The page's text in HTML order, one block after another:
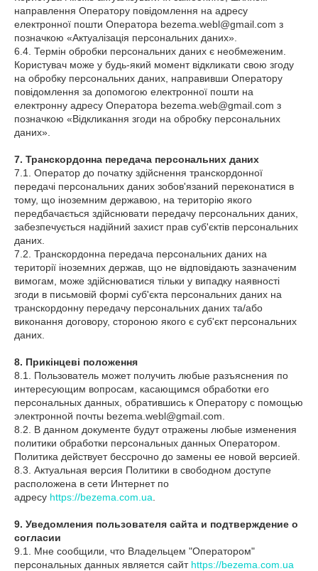
направлення Оператору повідомлення на адресу
електронної пошти Оператора bezema.webl@gmail.com з
позначкою «Актуалізація персональних даних».
6.4. Термін обробки персональних даних є необмеженим.
Користувач може у будь-який момент відкликати свою згоду
на обробку персональних даних, направивши Оператору
повідомлення за допомогою електронної пошти на
електронну адресу Оператора bezema.web@gmail.com з
позначкою «Відкликання згоди на обробку персональних
даних».
7. Транскордонна передача персональних даних
7.1. Оператор до початку здійснення транскордонної
передачі персональних даних зобов'язаний переконатися в
тому, що іноземним державою, на територію якого
передбачається здійснювати передачу персональних даних,
забезпечується надійний захист прав суб'єктів персональних
даних.
7.2. Транскордонна передача персональних даних на
території іноземних держав, що не відповідають зазначеним
вимогам, може здійснюватися тільки у випадку наявності
згоди в письмовій формі суб'єкта персональних даних на
транскордонну передачу персональних даних та/або
виконання договору, стороною якого є суб'єкт персональних
даних.
8. Прикінцеві положення
8.1. Пользователь может получить любые разъяснения по
интересующим вопросам, касающимся обработки его
персональных данных, обратившись к Оператору с помощью
электронной почты bezema.webl@gmail.com.
8.2. В данном документе будут отражены любые изменения
политики обработки персональных данных Оператором.
Политика действует бессрочно до замены ее новой версией.
8.3. Актуальная версия Политики в свободном доступе
расположена в сети Интернет по
адресу https://bezema.com.ua
9. Уведомления пользователя сайта и подтверждение о
согласии
9.1. Мне сообщили, что Владельцем "Оператором"
персональных данных является сайт https://bezema.com.ua